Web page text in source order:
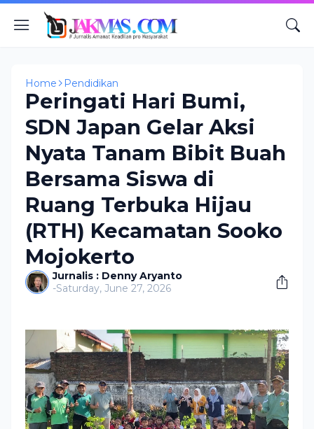
Home Pendidikan
Peringati Hari Bumi,
SDN Japan Gelar Aksi
Nyata Tanam Bibit Buah
Bersama Siswa di
Ruang Terbuka Hijau
(RTH) Kecamatan Sooko
Mojokerto
Jurnalis : Denny Aryanto
-Saturday, June 27, 2026